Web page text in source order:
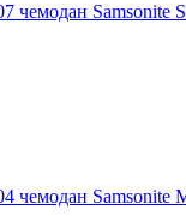
чемодан Samsonite
чемодан Samsonite